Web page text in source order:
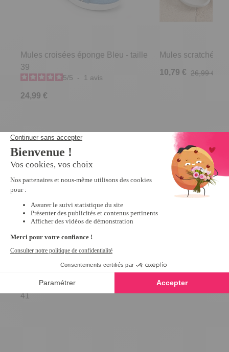
Mules croisées éponge Bleu - taille
39
5/5 - 1 avis
24,99 €
Mules scratchées
10,79 € 26,99 €
Derniers articles consultés
Rouge - taille
41